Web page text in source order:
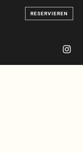
RESERVIEREN